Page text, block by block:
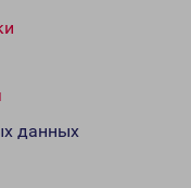
данных